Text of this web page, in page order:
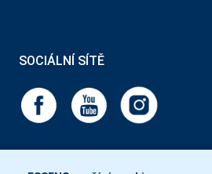
SOCIÁLNÍ SÍTĚ